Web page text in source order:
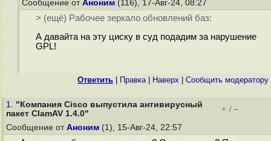
Сообщение от Аноним (116), 17-Авг-24, 08:27
> (ещё) Рабочее зеркало обновлений баз:
А давайта на эту циску в суд подадим за нарушение
GPL!
Ответить Правка| Наверх Cообщить модератору
1. "Компания Cisco выпустила антивирусный
пакет ClamAV 1.4.0"
+ / –
Сообщение от Аноним (1), 15-Авг-24, 22:57